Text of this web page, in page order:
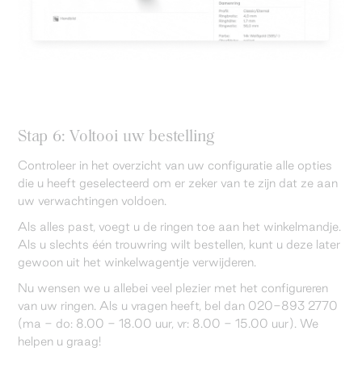
Stap 6: Voltooi uw bestelling
Controleer in het overzicht van uw configuratie alle opties
die u heeft geselecteerd om er zeker van te zijn dat ze aan
uw verwachtingen voldoen.
Als alles past, voegt u de ringen toe aan het winkelmandje.
Als u slechts één trouwring wilt bestellen, kunt u deze later
gewoon uit het winkelwagentje verwijderen.
Nu wensen we u allebei veel plezier met het configureren
van uw ringen. Als u vragen heeft, bel dan 020-893 2770
(ma - do: 8.00 - 18.00 uur, vr: 8.00 - 15.00 uur). We
helpen u graag!